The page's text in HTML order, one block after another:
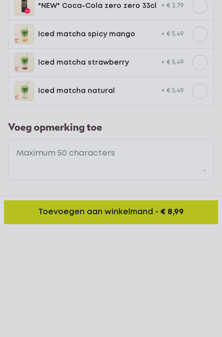
*NEW* Coca-Cola zero zero 33cl + € 2,79
Iced matcha spicy mango + € 5,49
Iced matcha strawberry + € 5,49
Iced matcha natural + € 5,49
Voeg opmerking toe
Toevoegen aan winkelmand - € 8,99